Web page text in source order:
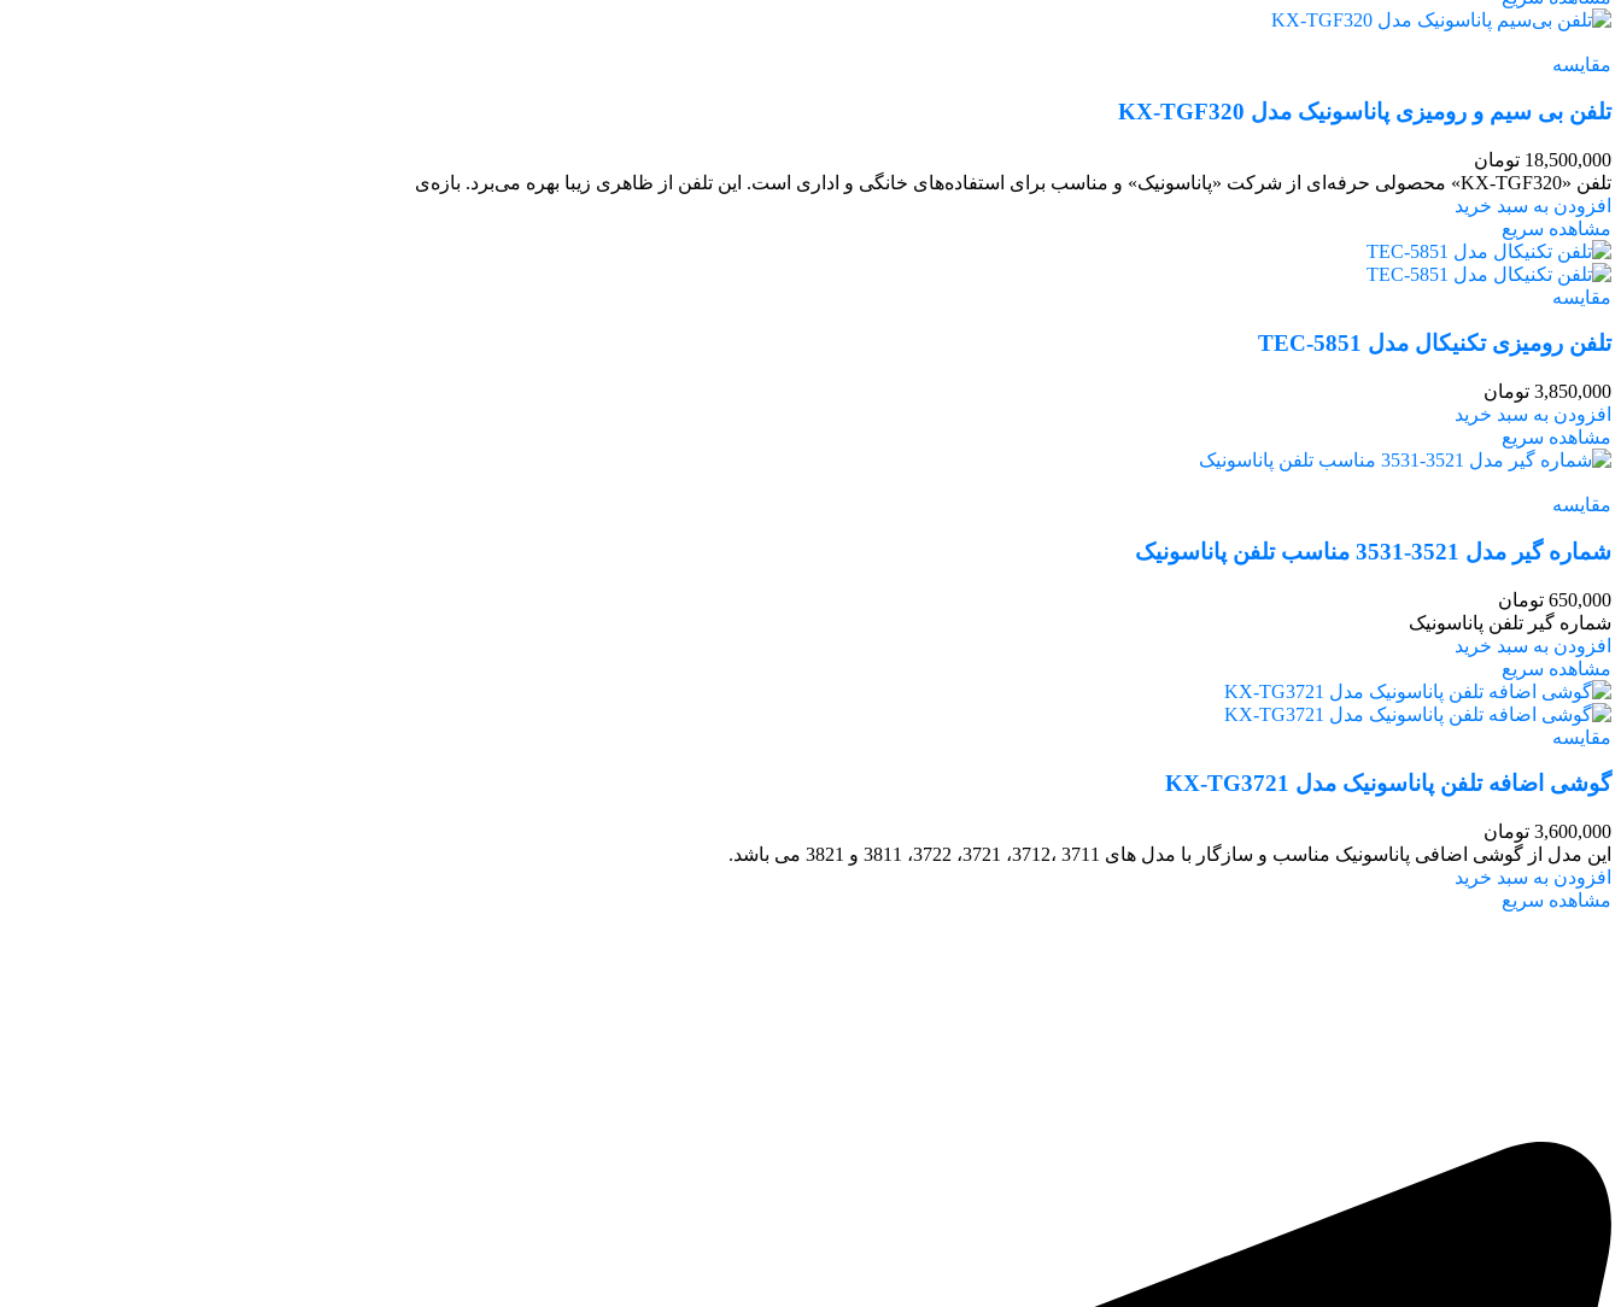
مقایسه
تلفن بی سیم و رومیزی پاناسونیک مدل KX-TGF320
18,500,000 تومان
تلفن «KX-TGF320» محصولی حرفه‌ای از شرکت «پاناسونیک» و مناسب برای استفاده‌های خانگی و اداری است. این تلفن از ظاهری زیبا بهره می‌برد. بازه‌ی
افزودن به سبد خرید
مشاهده سریع
مقایسه
تلفن رومیزی تکنیکال مدل TEC-5851
3,850,000 تومان
افزودن به سبد خرید
مشاهده سریع
مقایسه
شماره گیر مدل 3521-3531 مناسب تلفن پاناسونیک
650,000 تومان
شماره گیر تلفن پاناسونیک
افزودن به سبد خرید
مشاهده سریع
مقایسه
گوشی اضافه تلفن پاناسونیک مدل KX-TG3721
3,600,000 تومان
این مدل از گوشی اضافی پاناسونیک مناسب و سازگار با مدل‌ های 3711 ،3712، 3721، 3722، 3811 و 3821 می باشد.
افزودن به سبد خرید
مشاهده سریع